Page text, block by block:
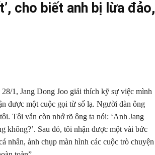
cho biết anh bị lừa đảo,
1, Jang Dong Joo giải thích kỹ sự việc mình
được một cuộc gọi từ số lạ. Người đàn ông
Tôi vẫn còn nhớ rõ ông ta nói: ‘Anh Jang
không?’. Sau đó, tôi nhận được một vài bức
nhân, ảnh chụp màn hình các cuộc trò chuyện